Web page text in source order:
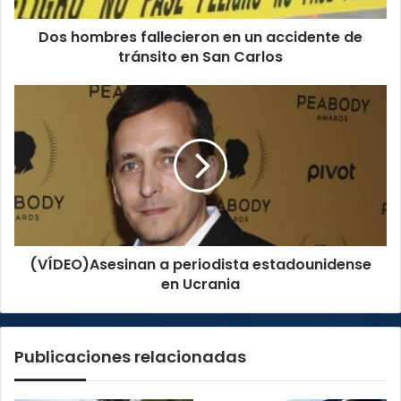
en
Dos hombres fallecieron en un accidente de
tránsito en San Carlos
(VÍDEO)Asesinan
periodista
estadounidense
en
Ucrania
(VÍDEO)Asesinan a periodista estadounidense
en Ucrania
Publicaciones relacionadas